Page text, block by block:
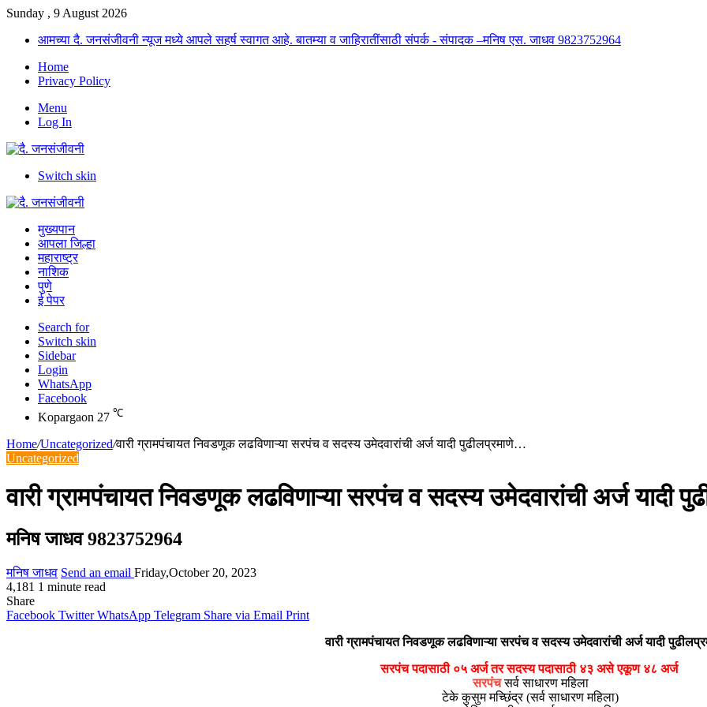
Sunday , 9 August 2026
आमच्या दै. जनसंजीवनी न्यूज मध्ये आपले सहर्ष स्वागत आहे. बातम्या व जाहिरातींसाठी संपर्क - संपादक –मनिष एस. जाधव 9823752964
Home
Privacy Policy
Menu
Log In
Switch skin
मुख्यपान
आपला जिल्हा
महाराष्ट्र
नाशिक
पुणे
ई पेपर
Search for
Switch skin
Sidebar
Login
WhatsApp
Facebook
Kopargaon 27 ℃
Home/Uncategorized/वारी ग्रामपंचायत निवडणूक लढविणाऱ्या सरपंच व सदस्य उमेदवारांची अर्ज यादी पुढीलप्रमाणे…
Uncategorized
वारी ग्रामपंचायत निवडणूक लढविणाऱ्या सरपंच व सदस्य उमेदवारांची अर्ज यादी
मनिष जाधव 9823752964
मनिष जाधव Send an email Friday,October 20, 2023
4,181 1 minute read
Share
Facebook Twitter WhatsApp Telegram Share via Email Print
वारी ग्रामपंचायत निवडणूक लढविणाऱ्या सरपंच व सदस्य उमेदवारांची अर्ज यादी
सरपंच पदासाठी ०५ अर्ज तर सदस्य पदासाठी ४३ असे एकूण ४८ अर्ज
सरपंचसर्व साधारण महिला
टेके कुसुम मच्छिंद्र (सर्व साधारण महिला)